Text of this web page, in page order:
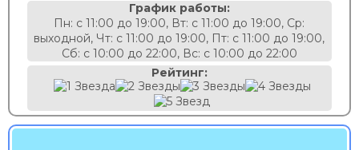
График работы:
Пн: с 11:00 до 19:00, Вт: с 11:00 до 19:00, Ср:
выходной, Чт: с 11:00 до 19:00, Пт: с 11:00 до 19:00,
Сб: с 10:00 до 22:00, Вс: с 10:00 до 22:00
Рейтинг: